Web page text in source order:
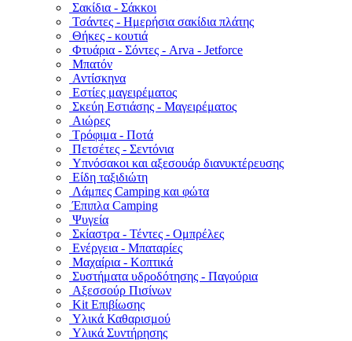
Σακίδια - Σάκκοι
Τσάντες - Ημερήσια σακίδια πλάτης
Θήκες - κουτιά
Φτυάρια - Σόντες - Arva - Jetforce
Μπατόν
Αντίσκηνα
Εστίες μαγειρέματος
Σκεύη Εστιάσης - Μαγειρέματος
Αιώρες
Τρόφιμα - Ποτά
Πετσέτες - Σεντόνια
Υπνόσακοι και αξεσουάρ διανυκτέρευσης
Είδη ταξιδιώτη
Λάμπες Camping και φώτα
Έπιπλα Camping
Ψυγεία
Σκίαστρα - Τέντες - Ομπρέλες
Ενέργεια - Μπαταρίες
Μαχαίρια - Κοπτικά
Συστήματα υδροδότησης - Παγούρια
Αξεσσούρ Πισίνων
Kit Επιβίωσης
Υλικά Καθαρισμού
Υλικά Συντήρησης